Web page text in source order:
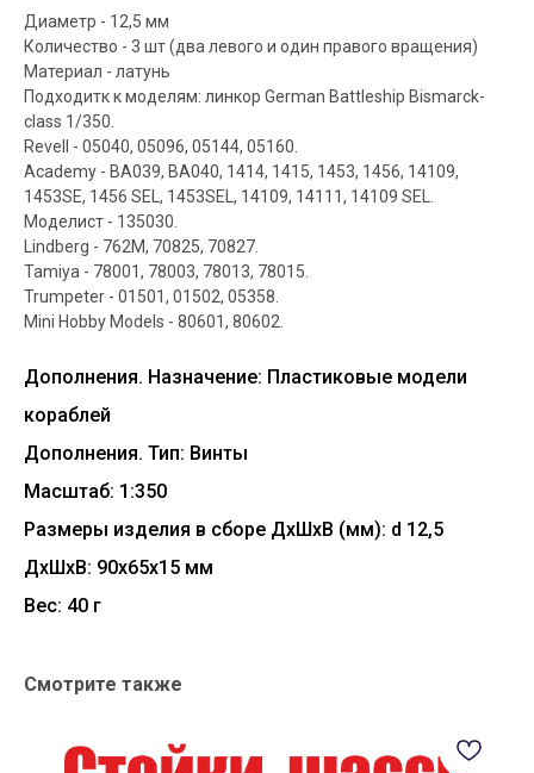
Диаметр - 12,5 мм
Количество - 3 шт (два левого и один правого вращения)
Материал - латунь
Подходитк к моделям: линкор German Battleship Bismarck-
class 1/350.
Revell - 05040, 05096, 05144, 05160.
Academy - BA039, BA040, 1414, 1415, 1453, 1456, 14109,
1453SE, 1456 SEL, 1453SEL, 14109, 14111, 14109 SEL.
Моделист - 135030.
Lindberg - 762M, 70825, 70827.
Tamiya - 78001, 78003, 78013, 78015.
Trumpeter - 01501, 01502, 05358.
Mini Hobby Models - 80601, 80602.
Дополнения. Назначение: Пластиковые модели
кораблей
Дополнения. Тип: Винты
Масштаб: 1:350
Размеры изделия в сборе ДхШхВ (мм): d 12,5
ДxШxВ: 90x65x15 мм
Вес: 40 г
Смотрите также